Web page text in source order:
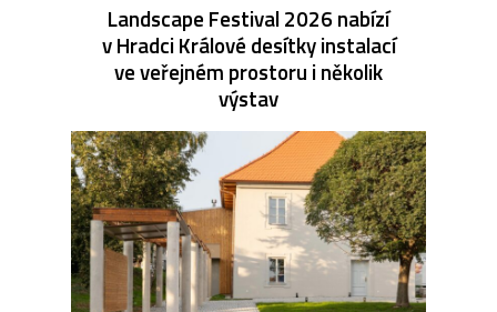
Landscape Festival 2026 nabízí
v Hradci Králové desítky instalací
ve veřejném prostoru i několik
výstav